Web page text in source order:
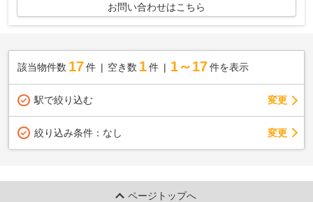
お問い合わせはこちら
該当物件数 17件 空き数 1 件 1～17 件を表示
駅で絞り込む 変更
絞り込み条件： なし 変更
ページトップへ